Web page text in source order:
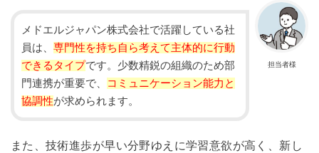
担当者様
メドエルジャパン株式会社で活躍している社
員は、専門性を持ち自ら考えて主体的に行動
できるタイプです。少数精鋭の組織のため部
門連携が重要で、
コミュニケーション能力と
協調性が求められます。
また、技術進歩が早い分野ゆえに学習意欲が高く、新し